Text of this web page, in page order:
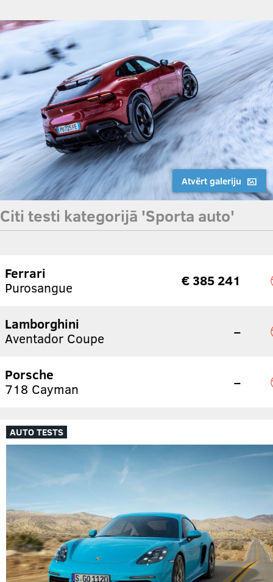
Atvērt galeriju
Citi testi kategorijā 'Sporta auto'
Ferrari
Purosangue
€ 385 241
Lamborghini
Aventador Coupe
–
Porsche
718 Cayman
–
AUTO TESTS